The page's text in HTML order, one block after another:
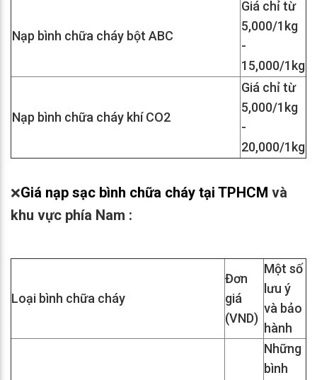
Nạp bình chữa cháy bột ABC
Giá chỉ từ
5,000/1kg
-
15,000/1kg
Nạp bình chữa cháy khí CO2
Giá chỉ từ
5,000/1kg
-
20,000/1kg
❌Giá nạp sạc bình chữa cháy tại TPHCM và
khu vực phía Nam :
Loại bình chữa cháy
Đơn
giá
(VND)
Một số
lưu ý
và bảo
hành
Những
bình